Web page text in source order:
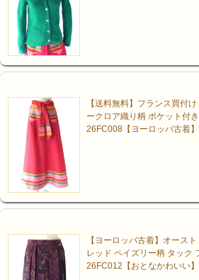
【送料無料】フランス買付
ークロア織り柄 ポケット付
26FC008【ヨーロッパ古着】
【ヨーロッパ古着】オース
レッド ペイズリー柄 タック
26FC012【おとなかわいい】